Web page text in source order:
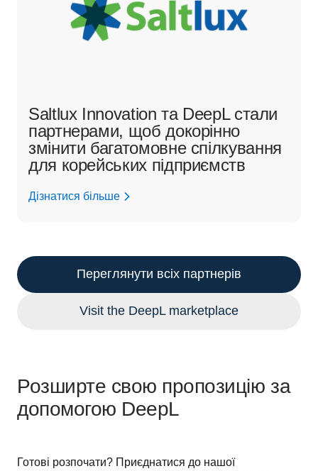
Saltlux Innovation та DeepL стали
партнерами, щоб докорінно
змінити багатомовне спілкування
для корейських підприємств
Дізнатися більше
Переглянути всіх партнерів
Visit the DeepL marketplace
Розширте свою пропозицію за
допомогою DeepL
Готові розпочати? Приєднатися до нашої